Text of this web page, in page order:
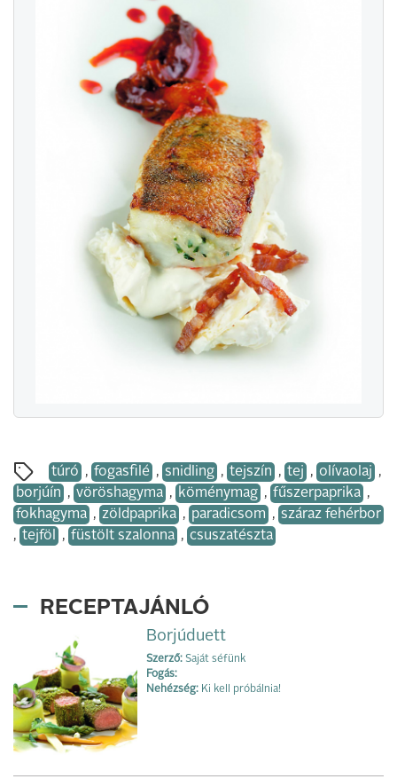
túró , fogasfilé , snidling , tejszín , tej , olívaolaj ,
borjúín , vöröshagyma , köménymag , fűszerpaprika ,
fokhagyma , zöldpaprika , paradicsom , száraz fehérbor
, tejföl , füstölt szalonna , csuszatészta
RECEPTAJÁNLÓ
Borjúduett
Szerző: Saját séfünk
Fogás:
Nehézség: Ki kell próbálnia!